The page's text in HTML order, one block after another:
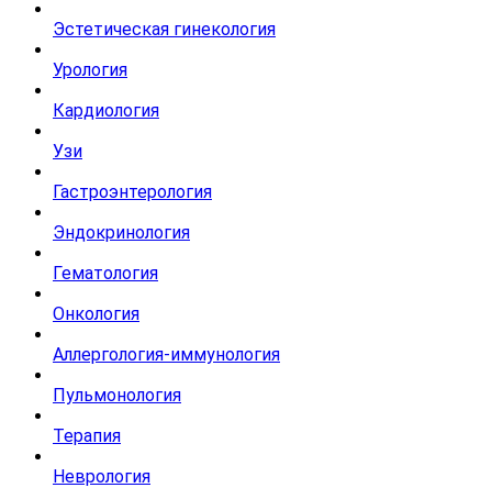
Эстетическая гинекология
Урология
Кардиология
Узи
Гастроэнтерология
Эндокринология
Гематология
Онкология
Аллергология-иммунология
Пульмонология
Терапия
Неврология